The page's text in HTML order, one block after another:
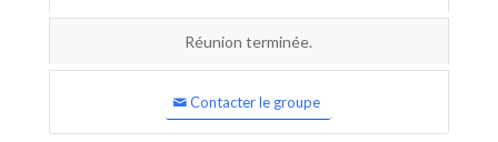
Réunion terminée.
Contacter le groupe